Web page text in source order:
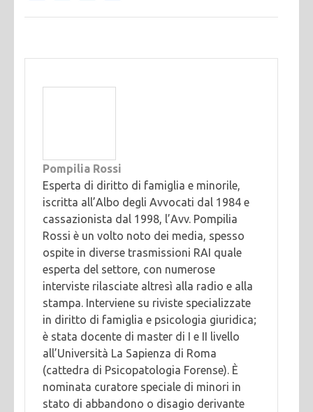
Pompilia Rossi
Esperta di diritto di famiglia e minorile,
iscritta all’Albo degli Avvocati dal 1984 e
cassazionista dal 1998, l’Avv. Pompilia
Rossi è un volto noto dei media, spesso
ospite in diverse trasmissioni RAI quale
esperta del settore, con numerose
interviste rilasciate altresì alla radio e alla
stampa. Interviene su riviste specializzate
in diritto di famiglia e psicologia giuridica;
è stata docente di master di I e II livello
all’Università La Sapienza di Roma
(cattedra di Psicopatologia Forense). È
nominata curatore speciale di minori in
stato di abbandono o disagio derivante